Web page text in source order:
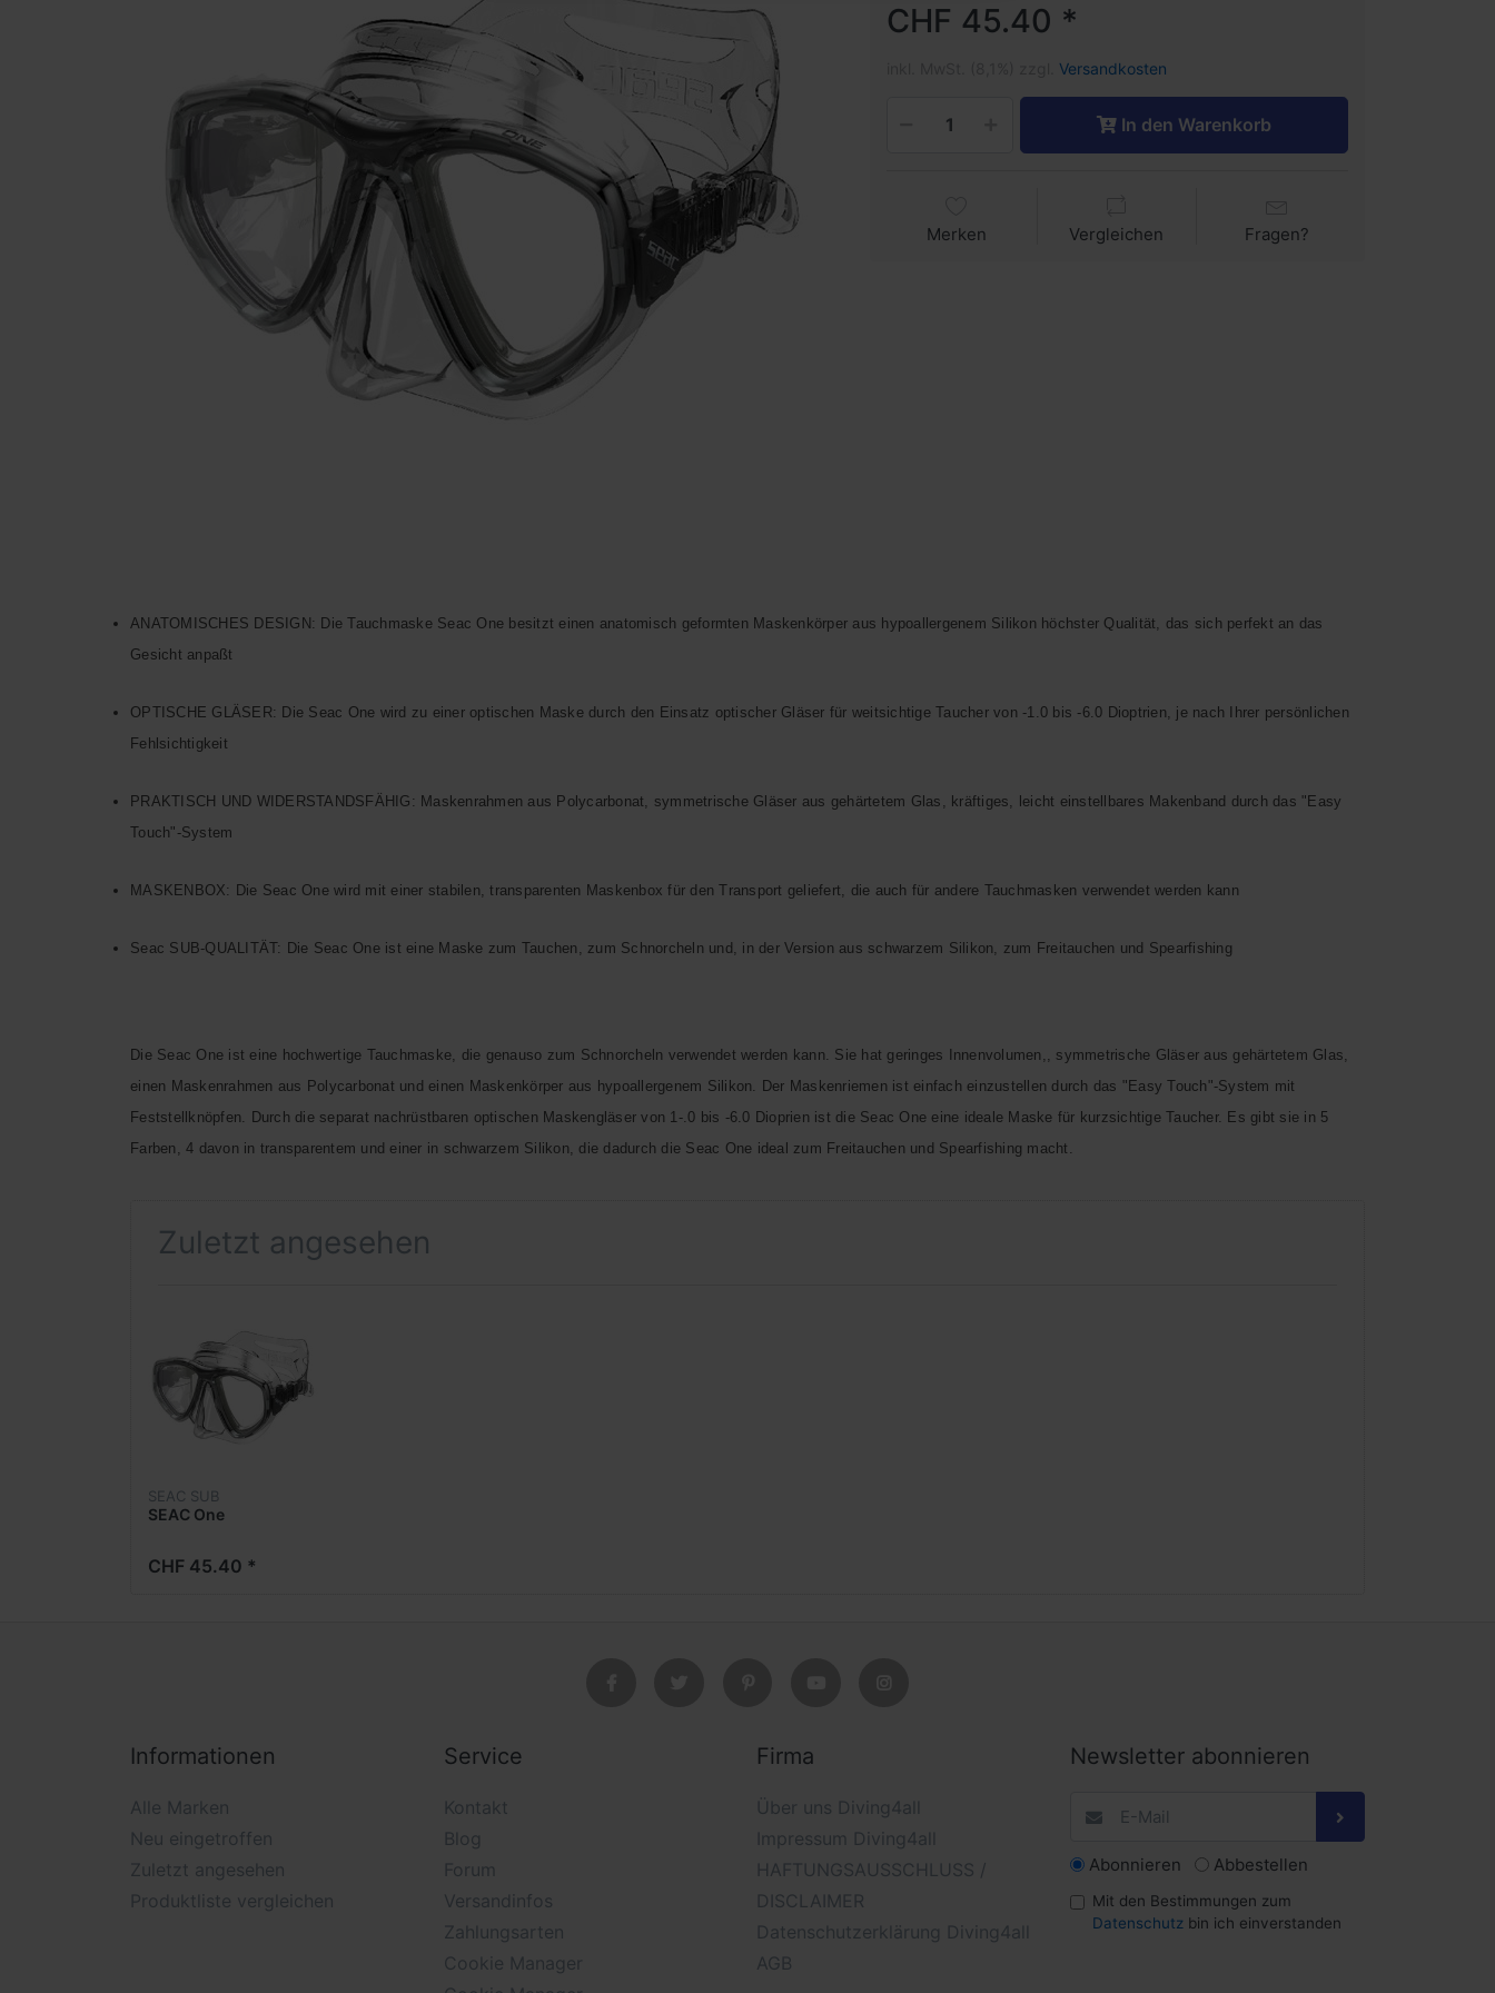
CHF 45.40 *
Versandkosten
In den Warenkorb
Merken Vergleichen Fragen?
ANATOMISCHES DESIGN: Die Tauchmaske Seac One besitzt einen anatomisch geformten Maskenkörper aus hypoallergenem Silikon höchster Qualität, das sich perfekt an das
Gesicht anpaßt
OPTISCHE GLÄSER: Die Seac One wird zu einer optischen Maske durch den Einsatz optischer Gläser für weitsichtige Taucher von -1.0 bis -6.0 Dioptrien, je nach Ihrer persönlichen
Fehlsichtigkeit
PRAKTISCH UND WIDERSTANDSFÄHIG: Maskenrahmen aus Polycarbonat, symmetrische Gläser aus gehärtetem Glas, kräftiges, leicht einstellbares Makenband durch das "Easy
Touch"-System
MASKENBOX: Die Seac One wird mit einer stabilen, transparenten Maskenbox für den Transport geliefert, die auch für andere Tauchmasken verwendet werden kann
Seac SUB-QUALITÄT: Die Seac One ist eine Maske zum Tauchen, zum Schnorcheln und, in der Version aus schwarzem Silikon, zum Freitauchen und Spearfishing
Die Seac One ist eine hochwertige Tauchmaske, die genauso zum Schnorcheln verwendet werden kann. Sie hat geringes Innenvolumen,, symmetrische Gläser aus gehärtetem Glas,
einen Maskenrahmen aus Polycarbonat und einen Maskenkörper aus hypoallergenem Silikon. Der Maskenriemen ist einfach einzustellen durch das "Easy Touch"-System mit
Feststellknöpfen. Durch die separat nachrüstbaren optischen Maskengläser von 1-.0 bis -6.0 Dioprien ist die Seac One eine ideale Maske für kurzsichtige Taucher. Es gibt sie in 5
Farben, 4 davon in transparentem und einer in schwarzem Silikon, die dadurch die Seac One ideal zum Freitauchen und Spearfishing macht.
Zuletzt angesehen
SEAC SUB
SEAC One
CHF 45.40 *
Informationen
Alle Marken
Neu eingetroffen
Zuletzt angesehen
Produktliste vergleichen
Service
Kontakt
Blog
Forum
Versandinfos
Zahlungsarten
Cookie Manager
Firma
Über uns Diving4all
Impressum Diving4all
HAFTUNGSAUSSCHLUSS /
DISCLAIMER
Datenschutzerklärung Diving4all
AGB
Newsletter abonnieren
Abonnieren Abbestellen
Mit den Bestimmungen zum
Datenschutz bin ich einverstanden